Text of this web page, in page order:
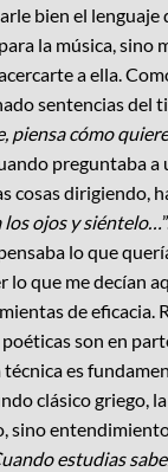
bien el lenguaje
la música, sino
a ella.
sentencias del
piensa cómo
preguntaba
cosas dirigiendo,
los ojos y siéntelo…
lo que
lo que me decían
de eficacia.
son en
técnica es
clásico griego, la
sino
estudias